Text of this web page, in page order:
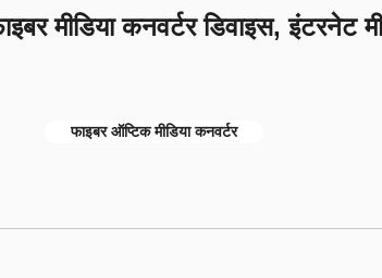
मीडिया कनवर्टर डिवाइस, इंटरनेट
फाइबर ऑप्टिक मीडिया कनवर्टर